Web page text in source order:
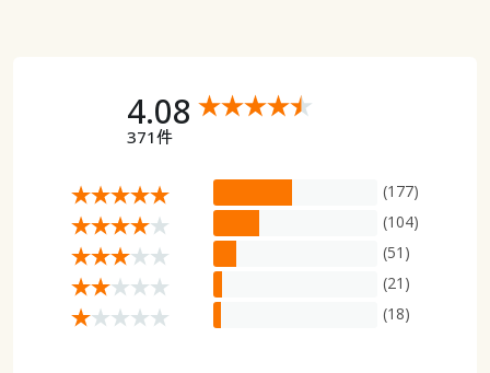
4.08
371件
(177)
(104)
(51)
(21)
(18)